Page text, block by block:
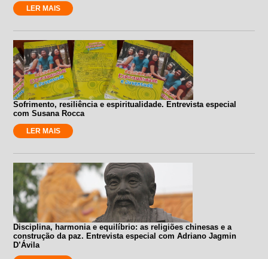
LER MAIS
Sofrimento, resiliência e espiritualidade. Entrevista especial
com Susana Rocca
LER MAIS
Disciplina, harmonia e equilíbrio: as religiões chinesas e a
construção da paz. Entrevista especial com Adriano Jagmin
D’Ávila